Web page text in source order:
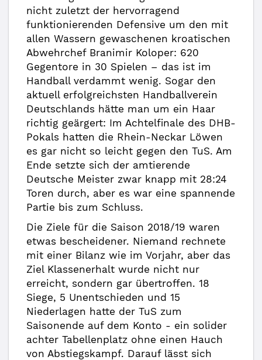
nicht zuletzt der hervorragend
funktionierenden Defensive um den mit
allen Wassern gewaschenen kroatischen
Abwehrchef Branimir Koloper: 620
Gegentore in 30 Spielen – das ist im
Handball verdammt wenig. Sogar den
aktuell erfolgreichsten Handballverein
Deutschlands hätte man um ein Haar
richtig geärgert: Im Achtelfinale des DHB-
Pokals hatten die Rhein-Neckar Löwen
es gar nicht so leicht gegen den TuS. Am
Ende setzte sich der amtierende
Deutsche Meister zwar knapp mit 28:24
Toren durch, aber es war eine spannende
Partie bis zum Schluss.
Die Ziele für die Saison 2018/19 waren
etwas bescheidener. Niemand rechnete
mit einer Bilanz wie im Vorjahr, aber das
Ziel Klassenerhalt wurde nicht nur
erreicht, sondern gar übertroffen. 18
Siege, 5 Unentschieden und 15
Niederlagen hatte der TuS zum
Saisonende auf dem Konto - ein solider
achter Tabellenplatz ohne einen Hauch
von Abstiegskampf. Darauf lässt sich